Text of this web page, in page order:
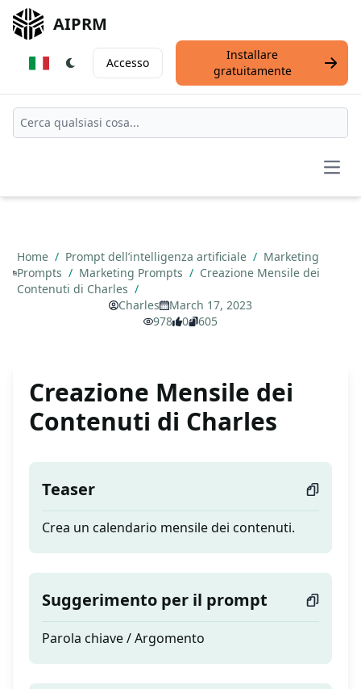
AIPRM
Accesso
Installare
gratuitamente
Home / Prompt dell’intelligenza artificiale / Marketing
Prompts / Marketing Prompts / Creazione Mensile dei
Contenuti di Charles /
Charles
March 17, 2023
978
0 605
Creazione Mensile dei
Contenuti di Charles
Teaser
Crea un calendario mensile dei contenuti.
Suggerimento per il prompt
Parola chiave / Argomento